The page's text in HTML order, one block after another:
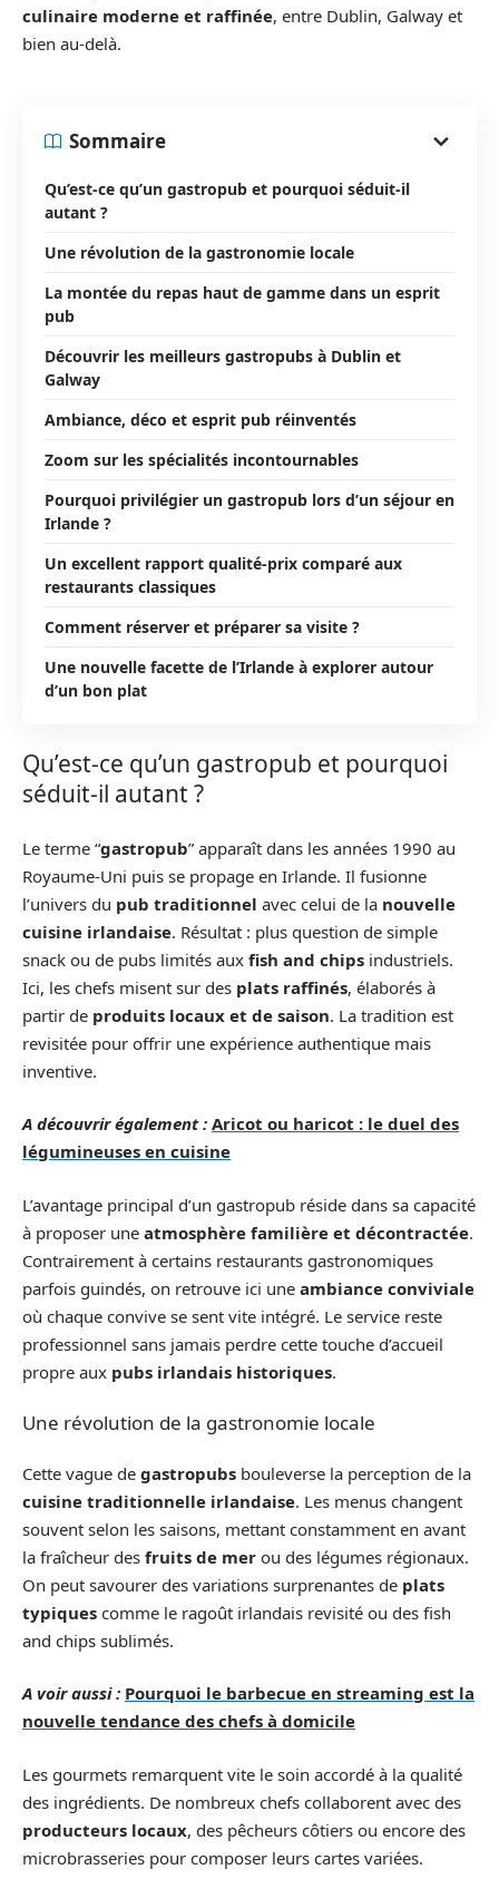
culinaire moderne et raffinée, entre Dublin, Galway et
bien au-delà.
Sommaire
Qu’est-ce qu’un gastropub et pourquoi séduit-il
autant ?
Une révolution de la gastronomie locale
La montée du repas haut de gamme dans un esprit
pub
Découvrir les meilleurs gastropubs à Dublin et
Galway
Ambiance, déco et esprit pub réinventés
Zoom sur les spécialités incontournables
Pourquoi privilégier un gastropub lors d’un séjour en
Irlande ?
Un excellent rapport qualité-prix comparé aux
restaurants classiques
Comment réserver et préparer sa visite ?
Une nouvelle facette de l’Irlande à explorer autour
d’un bon plat
Qu’est-ce qu’un gastropub et pourquoi
séduit-il autant ?
Le terme “gastropub” apparaît dans les années 1990 au
Royaume-Uni puis se propage en Irlande. Il fusionne
l’univers du pub traditionnel avec celui de la nouvelle
cuisine irlandaise. Résultat : plus question de simple
snack ou de pubs limités aux fish and chips industriels.
Ici, les chefs misent sur des plats raffinés, élaborés à
partir de produits locaux et de saison. La tradition est
revisitée pour offrir une expérience authentique mais
inventive.
A découvrir également : Aricot ou haricot : le duel des
légumineuses en cuisine
L’avantage principal d’un gastropub réside dans sa capacité
à proposer une atmosphère familière et décontractée.
Contrairement à certains restaurants gastronomiques
parfois guindés, on retrouve ici une ambiance conviviale
où chaque convive se sent vite intégré. Le service reste
professionnel sans jamais perdre cette touche d’accueil
propre aux pubs irlandais historiques.
Une révolution de la gastronomie locale
Cette vague de gastropubs bouleverse la perception de la
cuisine traditionnelle irlandaise. Les menus changent
souvent selon les saisons, mettant constamment en avant
la fraîcheur des fruits de mer ou des légumes régionaux.
On peut savourer des variations surprenantes de plats
typiques comme le ragoût irlandais revisité ou des fish
and chips sublimés.
A voir aussi : Pourquoi le barbecue en streaming est la
nouvelle tendance des chefs à domicile
Les gourmets remarquent vite le soin accordé à la qualité
des ingrédients. De nombreux chefs collaborent avec des
producteurs locaux, des pêcheurs côtiers ou encore des
microbrasseries pour composer leurs cartes variées.